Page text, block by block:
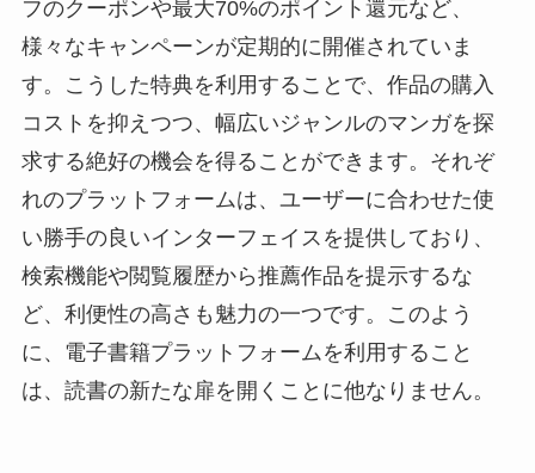
フのクーポンや最大70%のポイント還元など、
様々なキャンペーンが定期的に開催されていま
す。こうした特典を利用することで、作品の購入
コストを抑えつつ、幅広いジャンルのマンガを探
求する絶好の機会を得ることができます。それぞ
れのプラットフォームは、ユーザーに合わせた使
い勝手の良いインターフェイスを提供しており、
検索機能や閲覧履歴から推薦作品を提示するな
ど、利便性の高さも魅力の一つです。このよう
に、電子書籍プラットフォームを利用すること
は、読書の新たな扉を開くことに他なりません。